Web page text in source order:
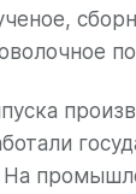
На